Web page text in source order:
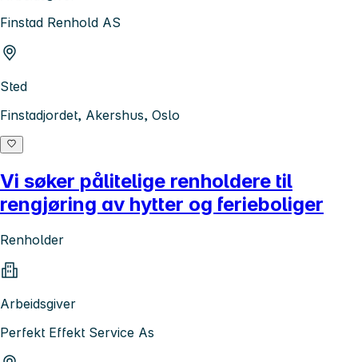
Finstad Renhold AS
Sted
Finstadjordet, Akershus, Oslo
Vi søker pålitelige renholdere til
rengjøring av hytter og ferieboliger
Renholder
Arbeidsgiver
Perfekt Effekt Service As